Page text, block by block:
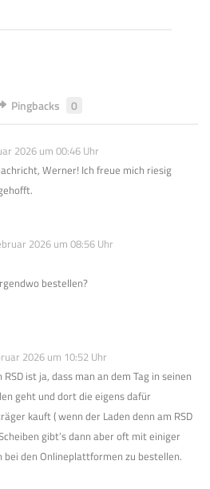
Pingbacks 0
2026 um 00:46 Uhr
Werner! Ich freue mich riesig
2026 um 08:56 Uhr
bestellen?
2026 um 10:52 Uhr
ist ja, dass man an dem Tag in seinen
geht und dort die eigens dafür
kauft ( wenn der Laden denn am RSD
gibt’s dann aber oft mit einiger
bei den Onlineplattformen zu bestellen.